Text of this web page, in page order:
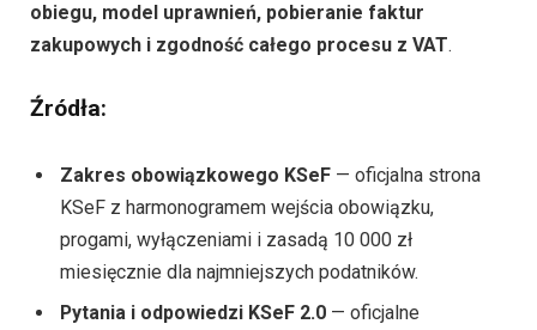
obiegu, model uprawnień, pobieranie faktur
zakupowych i zgodność całego procesu z VAT.
Źródła:
Zakres obowiązkowego KSeF — oficjalna strona
KSeF z harmonogramem wejścia obowiązku,
progami, wyłączeniami i zasadą 10 000 zł
miesięcznie dla najmniejszych podatników.
Pytania i odpowiedzi KSeF 2.0 — oficjalne